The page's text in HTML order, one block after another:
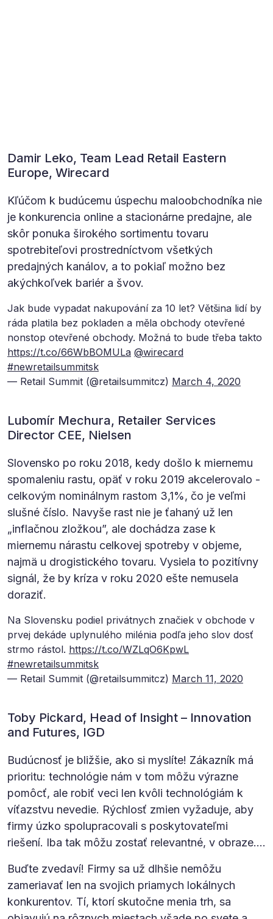
Damir Leko, Team Lead Retail Eastern
Europe, Wirecard
Kľúčom k budúcemu úspechu maloobchodníka nie
je konkurencia online a stacionárne predajne, ale
skôr ponuka širokého sortimentu tovaru
spotrebiteľovi prostredníctvom všetkých
predajných kanálov, a to pokiaľ možno bez
akýchkoľvek bariér a švov.
Jak bude vypadat nakupování za 10 let? Většina lidí by
ráda platila bez pokladen a měla obchody otevřené
nonstop otevřené obchody. Možná to bude třeba takto
https://t.co/66WbBOMULa @wirecard
#newretailsummitsk
— Retail Summit (@retailsummitcz) March 4, 2020
Lubomír Mechura, Retailer Services
Director CEE, Nielsen
Slovensko po roku 2018, kedy došlo k miernemu
spomaleniu rastu, opäť v roku 2019 akcelerovalo -
celkovým nominálnym rastom 3,1%, čo je veľmi
slušné číslo. Navyše rast nie je ťahaný už len
„inflačnou zložkou”, ale dochádza zase k
miernemu nárastu celkovej spotreby v objeme,
najmä u drogistického tovaru. Vysiela to pozitívny
signál, že by kríza v roku 2020 ešte nemusela
doraziť.
Na Slovensku podiel privátnych značiek v obchode v
prvej dekáde uplynulého milénia podľa jeho slov dosť
strmo rástol. https://t.co/WZLqO6KpwL
#newretailsummitsk
— Retail Summit (@retailsummitcz) March 11, 2020
Toby Pickard, Head of Insight – Innovation
and Futures, IGD
Budúcnosť je bližšie, ako si myslíte! Zákazník má
prioritu: technológie nám v tom môžu výrazne
pomôcť, ale robiť veci len kvôli technológiám k
víťazstvu nevedie. Rýchlosť zmien vyžaduje, aby
firmy úzko spolupracovali s poskytovateľmi
riešení. Iba tak môžu zostať relevantné, v obraze….
Buďte zvedaví! Firmy sa už dlhšie nemôžu
zameriavať len na svojich priamych lokálnych
konkurentov. Tí, ktorí skutočne menia trh, sa